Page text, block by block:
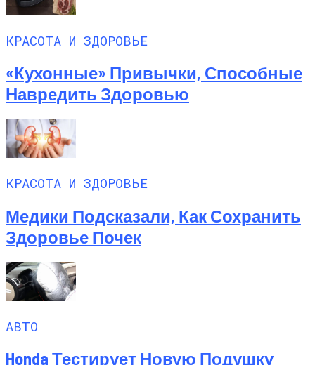
КРАСОТА И ЗДОРОВЬЕ
«Кухонные» Привычки, Способные
Навредить Здоровью
КРАСОТА И ЗДОРОВЬЕ
Медики Подсказали, Как Сохранить
Здоровье Почек
АВТО
Honda Тестирует Новую Подушку